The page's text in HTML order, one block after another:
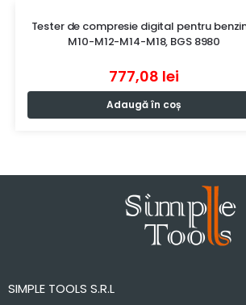
Tester de compresie digital pentru
M10-M12-M14-M18, BGS 8980
777,08 lei
Adaugă în coș
SIMPLE TOOLS S.R.L